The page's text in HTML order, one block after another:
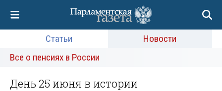
Статьи
Новости
Все о пенсиях в России
День 25 июня в истории